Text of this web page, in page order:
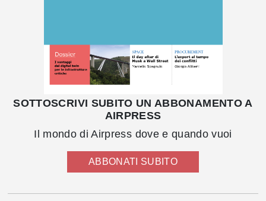
SOTTOSCRIVI SUBITO UN ABBONAMENTO A
AIRPRESS
Il mondo di Airpress dove e quando vuoi
ABBONATI SUBITO